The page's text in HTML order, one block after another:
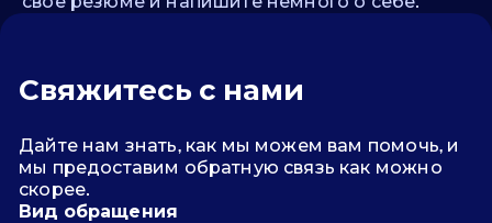
Свяжитесь с нами
Дайте нам знать, как мы можем вам помочь, и
мы предоставим обратную связь как можно
скорее.
Вид обращения